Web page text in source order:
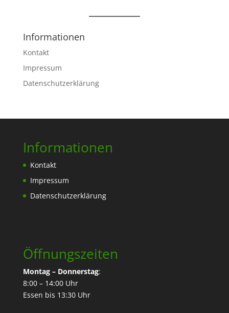
Informationen
Kontakt
Impressum
Datenschutzerklärung
Informationen
Kontakt
Impressum
Datenschutzerklärung
Öffnungszeiten
Montag – Donnerstag:
8:00 – 14:00 Uhr
Essen bis 13:30 Uhr